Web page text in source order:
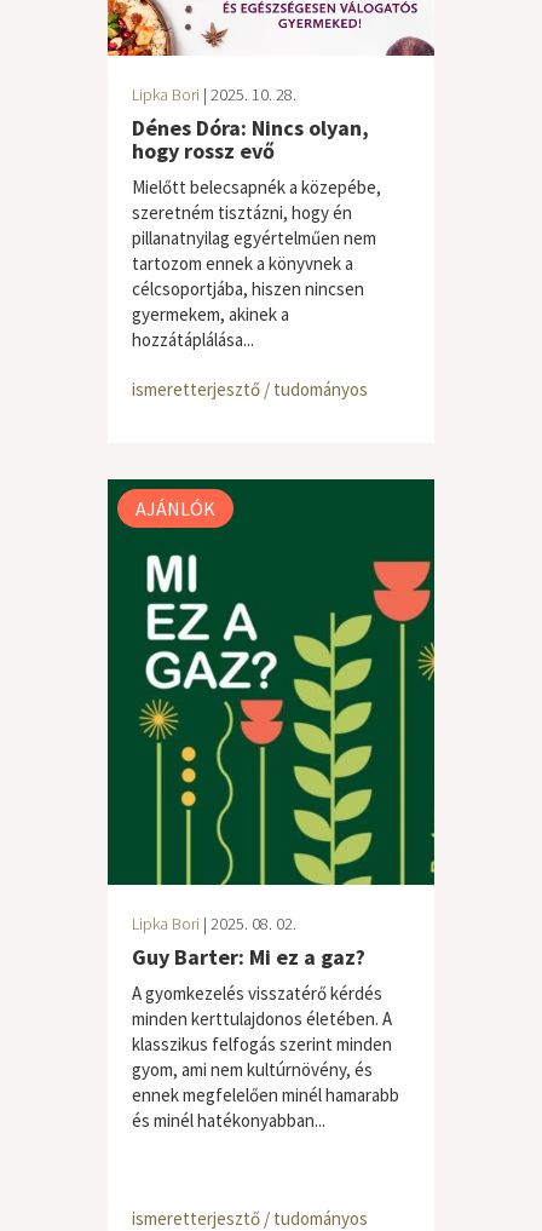
Lipka Bori | 2025. 10. 28.
Dénes Dóra: Nincs olyan,
hogy rossz evő
Mielőtt belecsapnék a közepébe,
szeretném tisztázni, hogy én
pillanatnyilag egyértelműen nem
tartozom ennek a könyvnek a
célcsoportjába, hiszen nincsen
gyermekem, akinek a
hozzátáplálása...
ismeretterjesztő / tudományos
AJÁNLÓK
Lipka Bori | 2025. 08. 02.
Guy Barter: Mi ez a gaz?
A gyomkezelés visszatérő kérdés
minden kerttulajdonos életében. A
klasszikus felfogás szerint minden
gyom, ami nem kultúrnövény, és
ennek megfelelően minél hamarabb
és minél hatékonyabban...
ismeretterjesztő / tudományos